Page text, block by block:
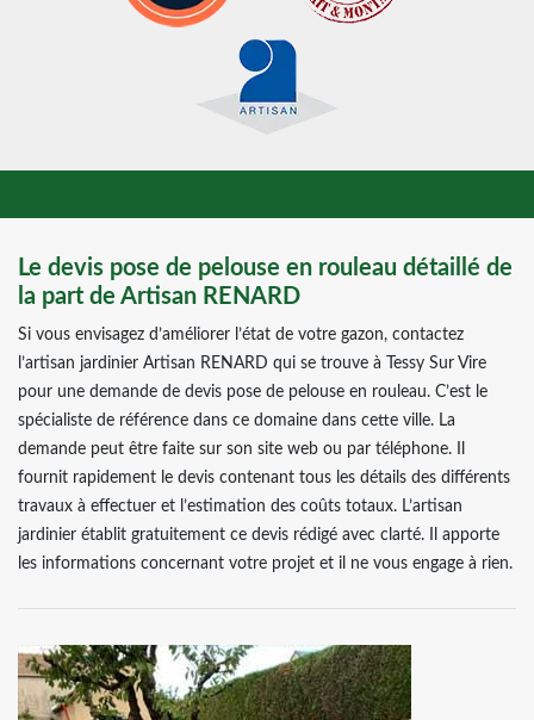
Le devis pose de pelouse en rouleau détaillé de
la part de Artisan RENARD
Si vous envisagez d’améliorer l’état de votre gazon, contactez
l’artisan jardinier Artisan RENARD qui se trouve à Tessy Sur Vire
pour une demande de devis pose de pelouse en rouleau. C’est le
spécialiste de référence dans ce domaine dans cette ville. La
demande peut être faite sur son site web ou par téléphone. Il
fournit rapidement le devis contenant tous les détails des différents
travaux à effectuer et l’estimation des coûts totaux. L’artisan
jardinier établit gratuitement ce devis rédigé avec clarté. Il apporte
les informations concernant votre projet et il ne vous engage à rien.